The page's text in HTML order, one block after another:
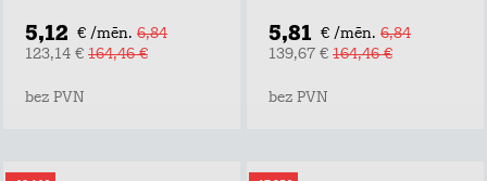
5,12 € /mēn. 6,84
123,14 € 164,46 €
bez PVN
5,81 € /mēn. 6,84
139,67 € 164,46 €
bez PVN